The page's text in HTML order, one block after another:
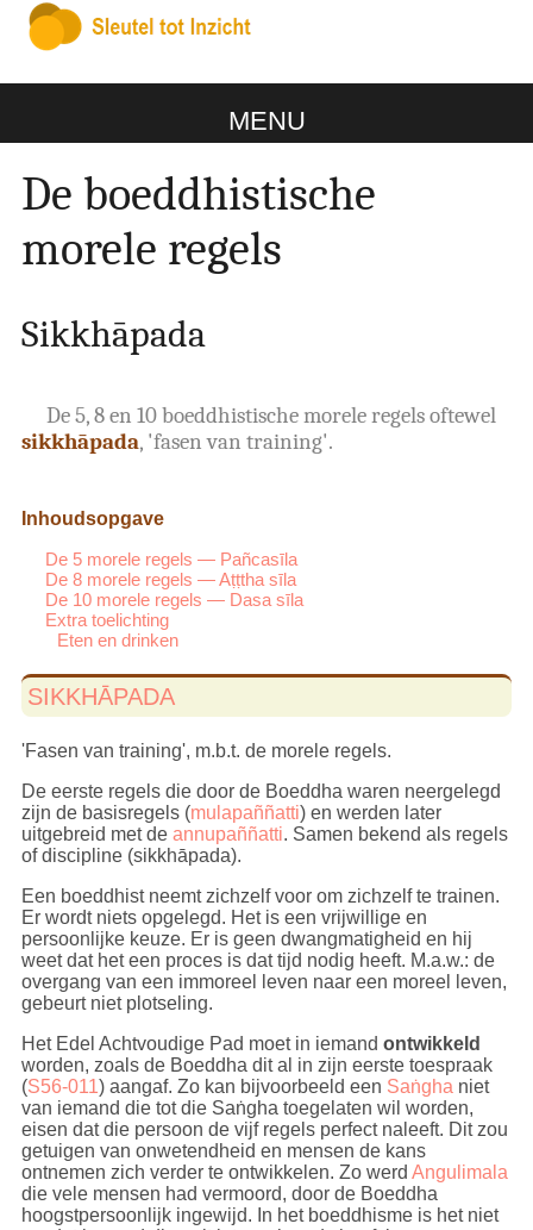
MENU
De boeddhistische
morele regels
Sikkhāpada
De 5, 8 en 10 boeddhistische morele regels oftewel
sikkhāpada, 'fasen van training'.
Inhoudsopgave
De 5 morele regels — Pañcasīla
De 8 morele regels — Aṭṭtha sīla
De 10 morele regels — Dasa sīla
Extra toelichting
Eten en drinken
SIKKHĀPADA
'Fasen van training', m.b.t. de morele regels.
De eerste regels die door de Boeddha waren neergelegd
zijn de basisregels (mulapaññatti) en werden later
uitgebreid met de annupaññatti. Samen bekend als regels
of discipline (sikkhāpada).
Een boeddhist neemt zichzelf voor om zichzelf te trainen.
Er wordt niets opgelegd. Het is een vrijwillige en
persoonlijke keuze. Er is geen dwangmatigheid en hij
weet dat het een proces is dat tijd nodig heeft. M.a.w.: de
overgang van een immoreel leven naar een moreel leven,
gebeurt niet plotseling.
Het Edel Achtvoudige Pad moet in iemand ontwikkeld
worden, zoals de Boeddha dit al in zijn eerste toespraak
(S56-011) aangaf. Zo kan bijvoorbeeld een Saṅgha niet
van iemand die tot die Saṅgha toegelaten wil worden,
eisen dat die persoon de vijf regels perfect naleeft. Dit zou
getuigen van onwetendheid en mensen de kans
ontnemen zich verder te ontwikkelen. Zo werd Angulimala
die vele mensen had vermoord, door de Boeddha
hoogstpersoonlijk ingewijd. In het boeddhisme is het niet